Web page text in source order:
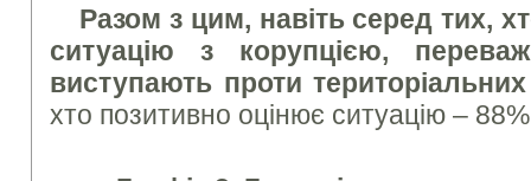
Разом з цим, навіть серед тих,
ситуацію з корупцією,
виступають проти
хто позитивно оцінює ситуацію –